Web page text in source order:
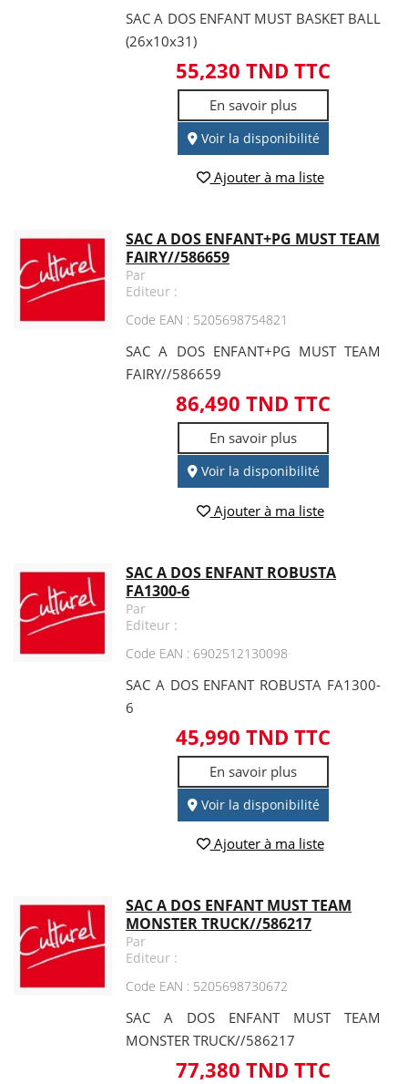
SAC A DOS ENFANT MUST BASKET BALL
(26x10x31)
55,230 TND TTC
En savoir plus
Voir la disponibilité
Ajouter à ma liste
SAC A DOS ENFANT+PG MUST TEAM
FAIRY//586659
Par
Editeur :
Code EAN : 5205698754821
SAC A DOS ENFANT+PG MUST TEAM
FAIRY//586659
86,490 TND TTC
En savoir plus
Voir la disponibilité
Ajouter à ma liste
SAC A DOS ENFANT ROBUSTA
FA1300-6
Par
Editeur :
Code EAN : 6902512130098
SAC A DOS ENFANT ROBUSTA FA1300-
6
45,990 TND TTC
En savoir plus
Voir la disponibilité
Ajouter à ma liste
SAC A DOS ENFANT MUST TEAM
MONSTER TRUCK//586217
Par
Editeur :
Code EAN : 5205698730672
SAC A DOS ENFANT MUST TEAM
MONSTER TRUCK//586217
77,380 TND TTC